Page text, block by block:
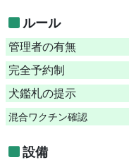
ルール
管理者の有無
完全予約制
犬鑑札の提示
混合ワクチン確認
設備